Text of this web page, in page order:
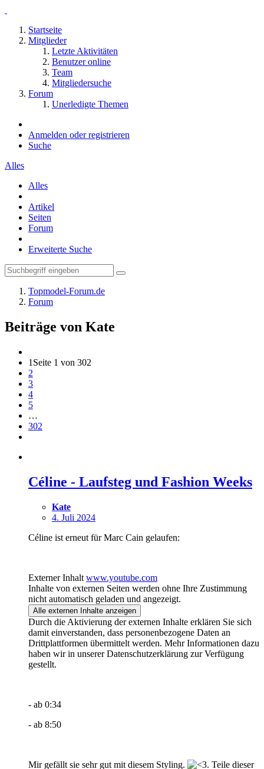
Startseite
Mitglieder
Letzte Aktivitäten
Benutzer online
Team
Mitgliedersuche
Forum
Unerledigte Themen
Anmelden oder registrieren
Suche
Alles
Alles
Artikel
Seiten
Forum
Erweiterte Suche
Topmodel-Forum.de
Forum
Beiträge von Kate
1 Seite 1 von 302
2
3
4
5
…
302
Céline - Laufsteg und Fashion Weeks
Kate
4. Juli 2024
Céline ist erneut für Marc Cain gelaufen:
Externer Inhalt www.youtube.com
Inhalte von externen Seiten werden ohne Ihre Zustimmung
nicht automatisch geladen und angezeigt.
Alle externen Inhalte anzeigen
Durch die Aktivierung der externen Inhalte erklären Sie sich
damit einverstanden, dass personenbezogene Daten an
Drittplattformen übermittelt werden. Mehr Informationen dazu
haben wir in unserer Datenschutzerklärung zur Verfügung
gestellt.
- ab 0:34
- ab 8:50
Mir gefällt sie sehr gut mit diesem Styling.
Teile dieser